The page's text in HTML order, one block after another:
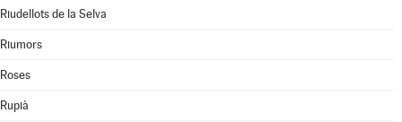
Riudellots de la Selva
Riumors
Roses
Rupià